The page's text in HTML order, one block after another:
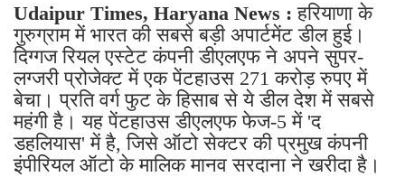
Udaipur Times, Haryana News :हरियाणा के
गुरुग्राम में भारत की सबसे बड़ी अपार्टमेंट डील हुई।
दिग्गज रियल एस्टेट कंपनी डीएलएफ ने अपने सुपर-
लग्जरी प्रोजेक्ट में एक पेंटहाउस 271 करोड़ रुपए में
बेचा। प्रति वर्ग फुट के हिसाब से ये डील देश में सबसे
महंगी है। यह पेंटहाउस डीएलएफ फेज-5 में 'द
डहलियास' में है, जिसे ऑटो सेक्टर की प्रमुख कंपनी
इंपीरियल ऑटो के मालिक मानव सरदाना ने खरीदा है।